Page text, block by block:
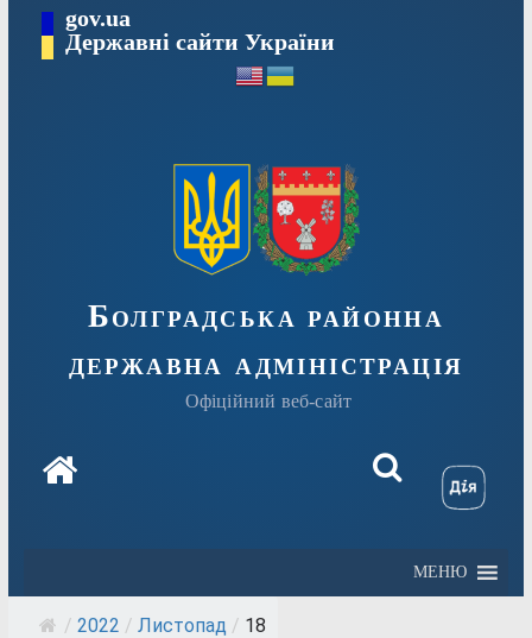
Перейтиgov.ua
Державні сайти України
Болградська районна
державна адміністрація
Офіційний веб-сайт
МЕНЮ
/ 2022 / Листопад / 18